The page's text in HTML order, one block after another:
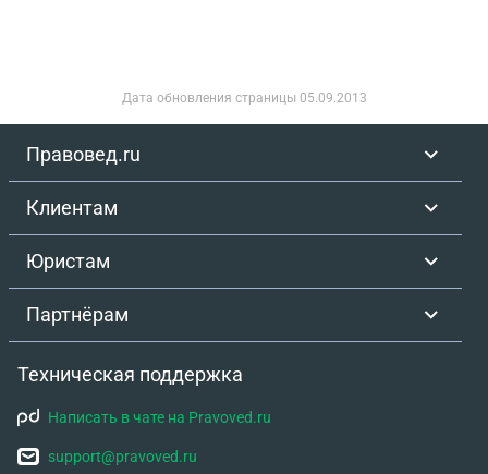
Дата обновления страницы 05.09.2013
Правовед.ru
Клиентам
Юристам
Партнёрам
Техническая поддержка
Написать в чате на Pravoved.ru
support@pravoved.ru